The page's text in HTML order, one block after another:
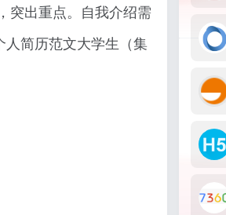
突出重点。自我介绍需
人简历范文大学生（集